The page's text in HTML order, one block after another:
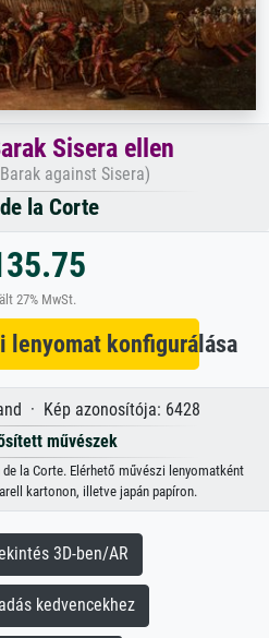
Sisera ellen
against Sisera)
la Corte
27% MwSt.
lenyomat konfigurálása
· Kép azonosítója: 6428
művészek
de la Corte. Elérhető művészi lenyomatként
kartonon, illetve japán papíron.
3D-ben/AR
kedvencekhez